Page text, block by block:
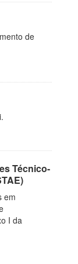
de
Técnico-
em
I da